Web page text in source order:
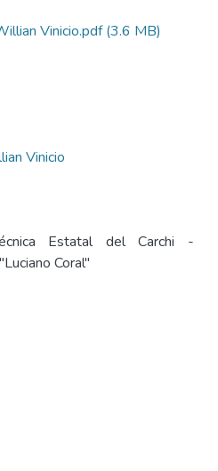
Vinicio.pdf(3.6 MB)
Vinicio
Estatal del Carchi -
Coral"